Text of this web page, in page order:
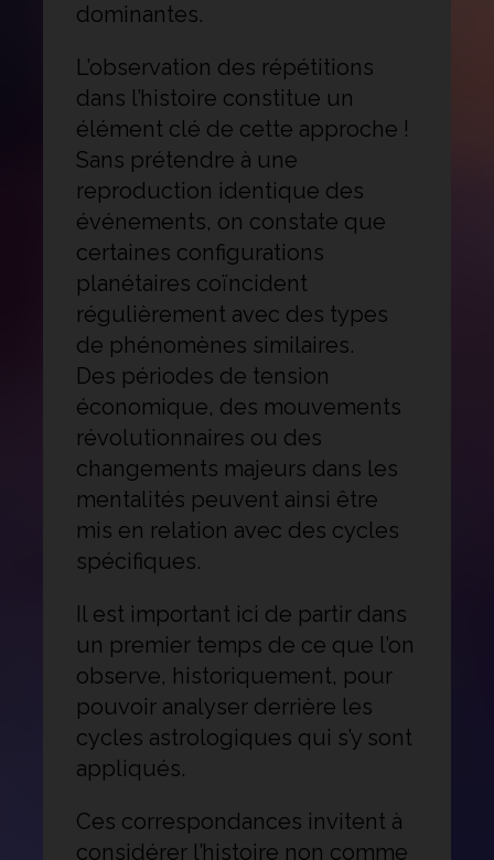
dominantes.
L’observation des répétitions
dans l’histoire constitue un
élément clé de cette approche !
Sans prétendre à une
reproduction identique des
événements, on constate que
certaines configurations
planétaires coïncident
régulièrement avec des types
de phénomènes similaires.
Des périodes de tension
économique, des mouvements
révolutionnaires ou des
changements majeurs dans les
mentalités peuvent ainsi être
mis en relation avec des cycles
spécifiques.
Il est important ici de partir dans
un premier temps de ce que l’on
observe, historiquement, pour
pouvoir analyser derrière les
cycles astrologiques qui s’y sont
appliqués.
Ces correspondances invitent à
considérer l’histoire non comme